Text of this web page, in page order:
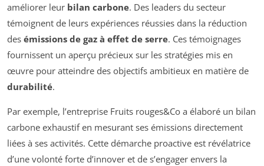
améliorer leur bilan carbone. Des leaders du secteur
témoignent de leurs expériences réussies dans la réduction
des émissions de gaz à effet de serre. Ces témoignages
fournissent un aperçu précieux sur les stratégies mis en
œuvre pour atteindre des objectifs ambitieux en matière de
durabilité.
Par exemple, l’entreprise Fruits rouges&Co a élaboré un bilan
carbone exhaustif en mesurant ses émissions directement
liées à ses activités. Cette démarche proactive est révélatrice
d’une volonté forte d’innover et de s’engager envers la